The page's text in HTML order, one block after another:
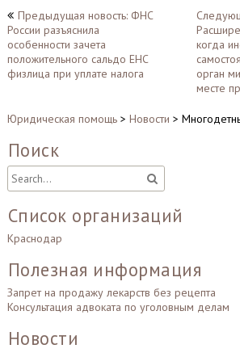
Навигация
по
записям
Предыдущая новость: ФНС
России разъяснила
особенности зачета
положительного сальдо ЕНС
физлица при уплате налога
когда
орган
месте
Юридическая помощь> Новости >
Поиск
Список организаций
Краснодар
Полезная информация
Запрет на продажу лекарств без рецепта
Консультация адвоката по уголовным делам
Новости